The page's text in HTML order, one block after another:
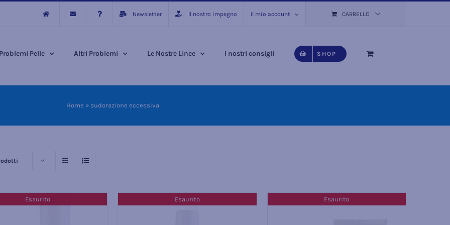
Newsletter Il nostro impegno Il mio account CARRELLO
Problemi Pelle Altri Problemi Le Nostre Linee I nostri consigli SHOP
Home » sudorazione eccessiva
Esaurito Esaurito Esaurito